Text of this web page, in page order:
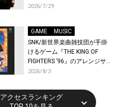
開催！
2026/7/29
GAME
MUSIC
SNK/新世界楽曲雑技団が手掛
けるゲーム『THE KING OF
FIGHTERS ’96』のアレンジサ
ウンドトラックが配信開始！
2026/8/3
アクセスランキング